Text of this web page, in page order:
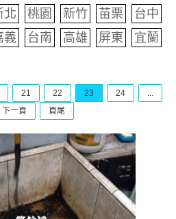
北 桃園 新竹 苗栗
台中
義 台南 高雄 屏東
宜蘭
21 22 23 24
...
下一頁 頁尾